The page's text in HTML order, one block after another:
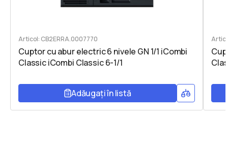
Articol: CB2ERRA.0007770
Cuptor cu abur electric 6 nivele GN 1/1 iCombi
Classic iCombi Classic 6-1/1
Adăugați în listă